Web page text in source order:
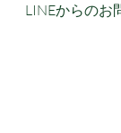
LINEからのお